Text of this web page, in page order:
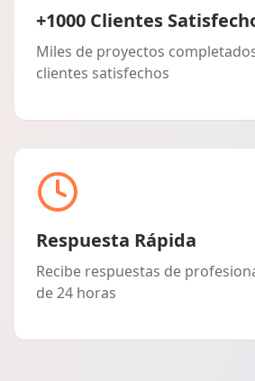
+1000 Clientes
Miles de proyectos
clientes satisfechos
Respuesta Rápida
Recibe respuestas de
de 24 horas